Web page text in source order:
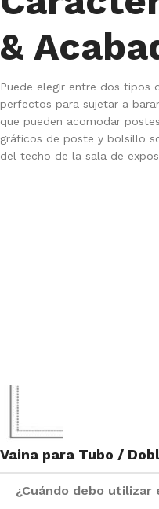
&
Puede elegir entre dos tipos
perfectos para sujetar a
que pueden acomodar
gráficos de poste y bolsillo
del techo de la sala de
Vaina para Tubo /
¿Cuándo debo utilizar